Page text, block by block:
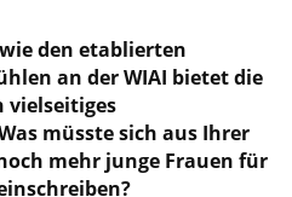
den etablierten
an der WIAI bietet die
vielseitiges
müsste sich aus Ihrer
mehr junge Frauen für